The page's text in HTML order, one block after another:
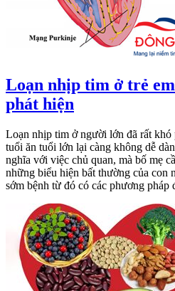
Loạn nhịp tim ở trẻ
phát hiện
Loạn nhịp tim ở người lớn đã rất khó
tuổi ăn tuổi lớn lại càng không dễ
nghĩa với việc chủ quan, mà bố mẹ
những biểu hiện bất thường của con
sớm bệnh từ đó có các phương pháp